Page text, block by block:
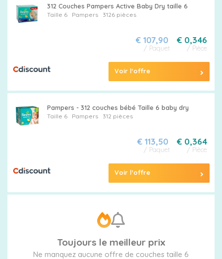
des
312 Couches Pampers Active Baby Dry taille 6
Taille 6 Pampers3126 pièces
€ 0,346
/ Pièce
€ 107,90
/ Paquet
Voir l'offre
Pampers - 312 couches bébé Taille 6 baby dry
Taille 6 Pampers312 pièces
€ 0,364
/ Pièce
€ 113,50
/ Paquet
Voir l'offre
Toujours le meilleur prix
Ne manquez aucune offre de couches taille 6